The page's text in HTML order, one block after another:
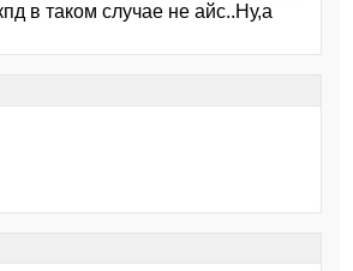
в таком случае не айс..Ну,а